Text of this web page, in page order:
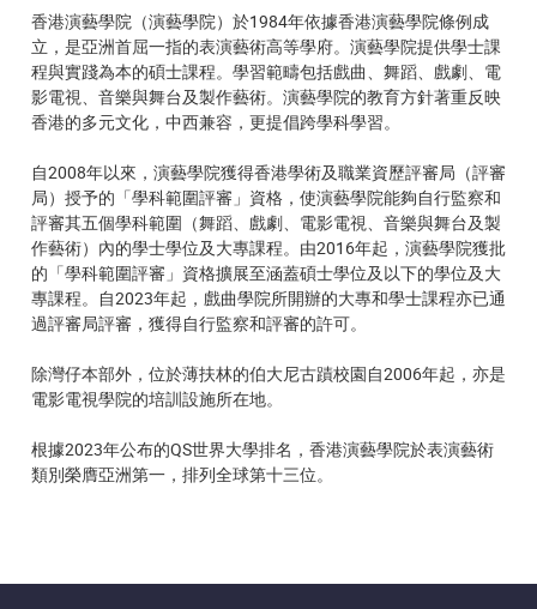
香港演藝學院（演藝學院）於1984年依據香港演藝學院條例成
立，是亞洲首屈一指的表演藝術高等學府。演藝學院提供學士課
程與實踐為本的碩士課程。學習範疇包括戲曲、舞蹈、戲劇、電
影電視、音樂與舞台及製作藝術。演藝學院的教育方針著重反映
香港的多元文化，中西兼容，更提倡跨學科學習。
自2008年以來，演藝學院獲得香港學術及職業資歷評審局（評審
局）授予的「學科範圍評審」資格，使演藝學院能夠自行監察和
評審其五個學科範圍（舞蹈、戲劇、電影電視、音樂與舞台及製
作藝術）內的學士學位及大專課程。由2016年起，演藝學院獲批
的「學科範圍評審」資格擴展至涵蓋碩士學位及以下的學位及大
專課程。自2023年起，戲曲學院所開辦的大專和學士課程亦已通
過評審局評審，獲得自行監察和評審的許可。
除灣仔本部外，位於薄扶林的伯大尼古蹟校園自2006年起，亦是
電影電視學院的培訓設施所在地。
根據2023年公布的QS世界大學排名，香港演藝學院於表演藝術
類別榮膺亞洲第一，排列全球第十三位。